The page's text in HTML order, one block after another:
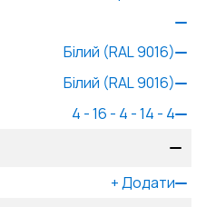
Білий (RAL 9016)
Білий (RAL 9016)
4 - 16 - 4 - 14 - 4
+Додати